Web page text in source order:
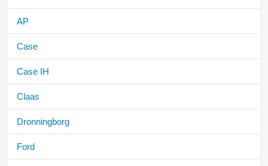
AP
Case
Case IH
Claas
Dronningborg
Ford